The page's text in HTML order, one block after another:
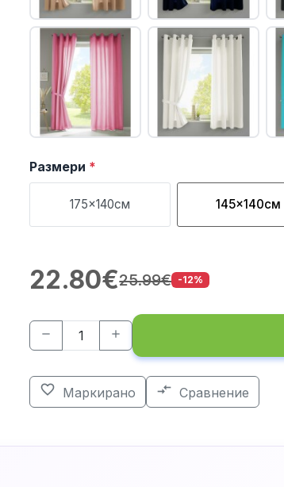
Размери *
175x140см 145x140см
22.80€25.99€ -12%
remove add
favorite_border Маркирано compare_arrows Сравнение